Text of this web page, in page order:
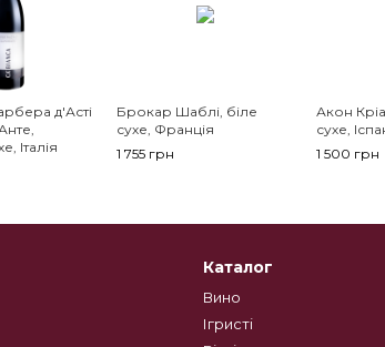
д'Асті
Італія
Брокар Шаблі, біле
сухе, Франція
1 755 грн
Акон
сухе,
1 500 грн
Каталог
Вино
Ігристі